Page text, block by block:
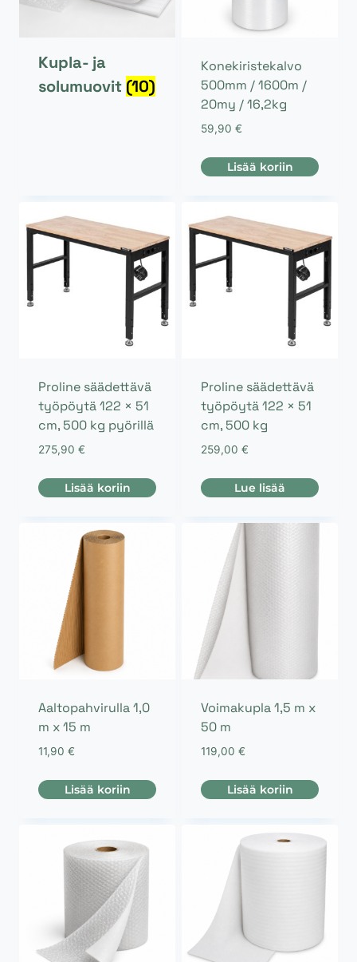
Kupla- ja
solumuovit (10)
Konekiristekalvo
500mm / 1600m /
20my / 16,2kg
59,90 €
Lisää koriin
Proline säädettävä
työpöytä 122 × 51
cm, 500 kg pyörillä
275,90 €
Lisää koriin
Proline säädettävä
työpöytä 122 × 51
cm, 500 kg
259,00 €
Lue lisää
Aaltopahvirulla 1,0
m x 15 m
11,90 €
Lisää koriin
Voimakupla 1,5 m x
50 m
119,00 €
Lisää koriin